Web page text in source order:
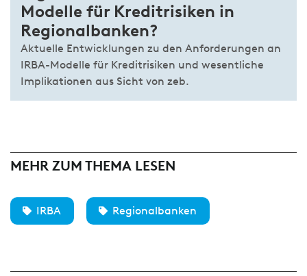
Modelle für Kreditrisiken in
Regionalbanken?
Aktuelle Entwicklungen zu den Anforderungen an
IRBA-Modelle für Kreditrisiken und wesentliche
Implikationen aus Sicht von zeb.
MEHR ZUM THEMA LESEN
IRBA Regionalbanken